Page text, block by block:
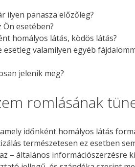
ilyen panasza előzőleg?
esetében?
homályos látás, ködös látás?
valamilyen egyéb
jelenik meg?
romlásának
időnként homályos látás
természetesen ez esetben
‒ általános információszerzésre